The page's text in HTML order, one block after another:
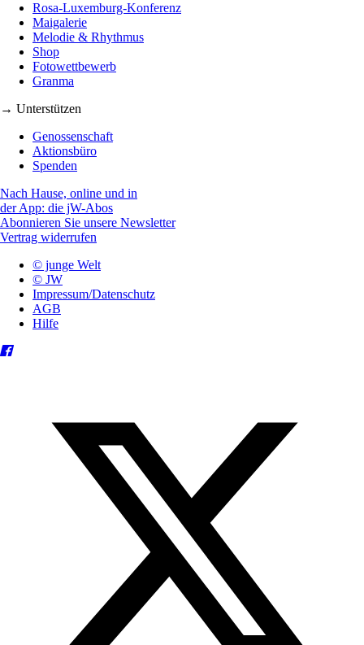
Rosa-Luxemburg-Konferenz
Maigalerie
Melodie & Rhythmus
Shop
Fotowettbewerb
Granma
→ Unterstützen
Genossenschaft
Aktionsbüro
Spenden
Nach Hause, online und in
der App: die jW-Abos
Abonnieren Sie unsere Newsletter
Vertrag widerrufen
© junge Welt
© JW
Impressum/Datenschutz
AGB
Hilfe